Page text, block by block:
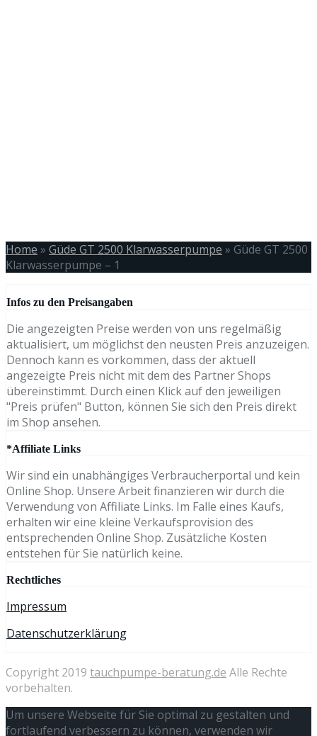
Home » Güde GT 2500 Klarwasserpumpe » Güde GT 2500
Klarwasserpumpe – 1
Infos zu den Preisangaben
Die angezeigten Preise werden von uns regelmäßig
aktualisiert, um möglichst den neusten Preis anzuzeigen.
Dennoch kann es vorkommen, dass der aktuell
angezeigte Preis nicht mit dem des Partner Shops
übereinstimmt. Durch einen Klick auf den jeweiligen
"Preis prüfen" Button, können Sie sich den Preis direkt
im Shop ansehen.
*Affiliate Links
Wir sind ein unabhängiges Verbraucherportal und kein
Online Shop. Unsere Arbeit finanzieren wir durch die
Verwendung von Affiliate Links. Im Falle eines Kaufs,
erhalten wir eine kleine Verkaufsprovision des
entsprechenden Online Shop. Zusätzliche Kosten
entstehen für Sie natürlich keine.
Rechtliches
Impressum
Datenschutzerklärung
Copyright 2019 tauchpumpe-beratung.de Alle Rechte
vorbehalten.
Um unsere Webseite für Sie optimal zu gestalten und
fortlaufend verbessern zu können, verwenden wir